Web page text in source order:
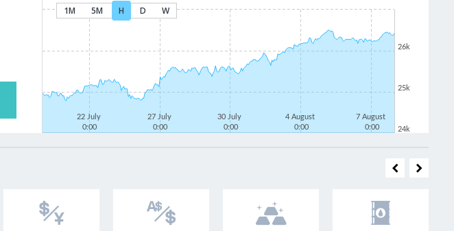
1M 5M H D W
22 July
0:00
27 July
0:00
30 July
0:00
4 August
0:00
7 August
0:00
24k
25k
26k